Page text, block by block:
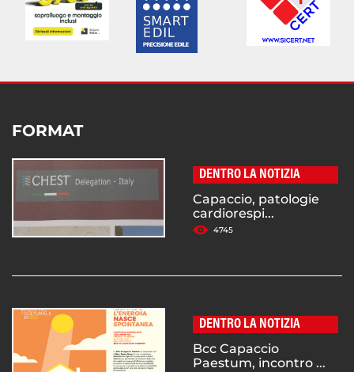
FORMAT
DENTRO LA NOTIZIA
Capaccio, patologie
cardiorespi...
4745
DENTRO LA NOTIZIA
Bcc Capaccio
Paestum, incontro ...